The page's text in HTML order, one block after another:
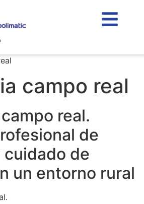
campo real
real.
de
de
un entorno rural